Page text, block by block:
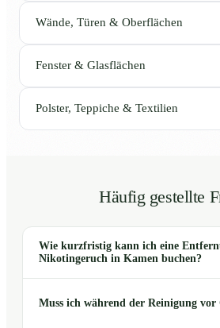
Wände, Türen & Oberflächen
Fenster & Glasflächen
Polster, Teppiche & Textilien
Häufig gestellte
Wie kurzfristig kann ich eine
Nikotingeruch in Kamen buchen?
Muss ich während der Reinigung vor